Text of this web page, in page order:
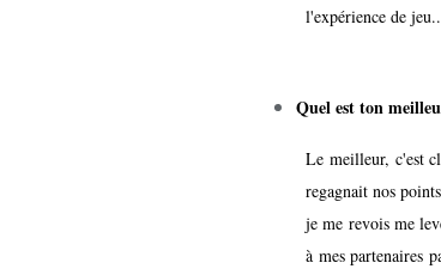
l'expérience de
Quel est ton
Le meilleur, c'est
regagnait nos
je me revois me
à mes partenaires